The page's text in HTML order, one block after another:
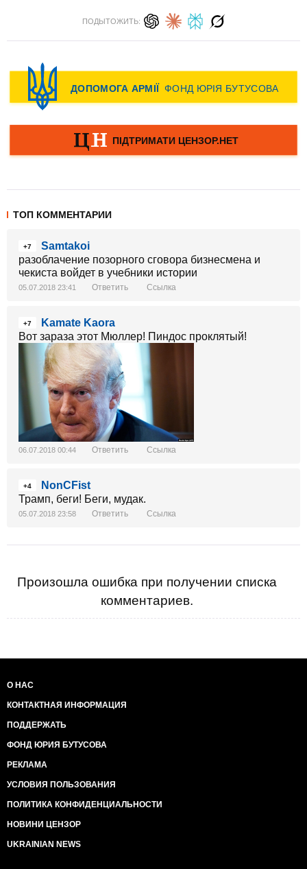
ПОДЫТОЖИТЬ:
ТОП КОММЕНТАРИИ
+7
Samtakoi
разоблачение позорного сговора бизнесмена и
чекиста войдет в учебники истории
05.07.2018 23:41 Ответить Ссылка
+7
Kamate Kaora
Вот зараза этот Мюллер! Пиндос проклятый!
06.07.2018 00:44 Ответить Ссылка
+4
NonCFist
Трамп, беги! Беги, мудак.
05.07.2018 23:58 Ответить Ссылка
Произошла ошибка при получении списка
комментариев.
О НАС
КОНТАКТНАЯ ИНФОРМАЦИЯ
ПОДДЕРЖАТЬ
ФОНД ЮРИЯ БУТУСОВА
РЕКЛАМА
УСЛОВИЯ ПОЛЬЗОВАНИЯ
ПОЛИТИКА КОНФИДЕНЦИАЛЬНОСТИ
НОВИНИ ЦЕНЗОР
UKRAINIAN NEWS